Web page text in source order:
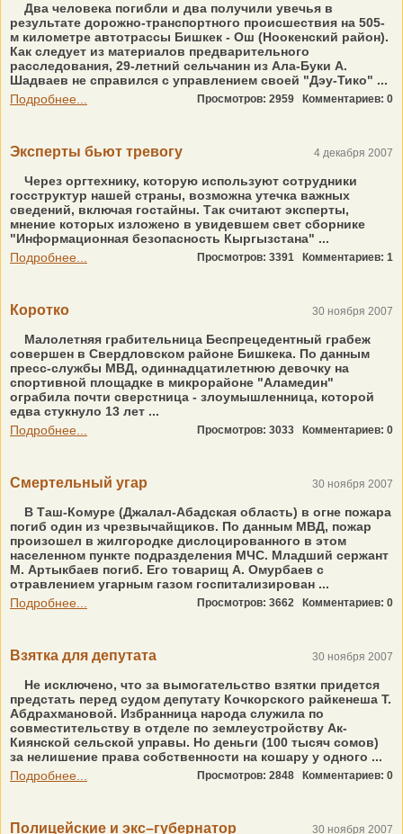
Два человека погибли и два получили увечья в
результате дорожно-транспортного происшествия на 505-
м километре автотрассы Бишкек - Ош (Ноокенский район).
Как следует из материалов предварительного
расследования, 29-летний сельчанин из Ала-Буки А.
Шадваев не справился с управлением своей "Дэу-Тико" ...
Подробнее...
Просмотров: 2959 Комментариев: 0
Эксперты бьют тревогу 4 декабря 2007
Через оргтехнику, которую используют сотрудники
госструктур нашей страны, возможна утечка важных
сведений, включая гостайны. Так считают эксперты,
мнение которых изложено в увидевшем свет сборнике
"Информационная безопасность Кыргызстана" ...
Подробнее...
Просмотров: 3391 Комментариев: 1
Коротко 30 ноября 2007
Малолетняя грабительница Беспрецедентный грабеж
совершен в Свердловском районе Бишкека. По данным
пресс-службы МВД, одиннадцатилетнюю девочку на
спортивной площадке в микрорайоне "Аламедин"
ограбила почти сверстница - злоумышленница, которой
едва стукнуло 13 лет ...
Подробнее...
Просмотров: 3033 Комментариев: 0
Смертельный угар 30 ноября 2007
В Таш-Комуре (Джалал-Абадская область) в огне пожара
погиб один из чрезвычайщиков. По данным МВД, пожар
произошел в жилгородке дислоцированного в этом
населенном пункте подразделения МЧС. Младший сержант
М. Артыкбаев погиб. Его товарищ А. Омурбаев с
отравлением угарным газом госпитализирован ...
Подробнее...
Просмотров: 3662 Комментариев: 0
Взятка для депутата 30 ноября 2007
Не исключено, что за вымогательство взятки придется
предстать перед судом депутату Кочкорского райкенеша Т.
Абдрахмановой. Избранница народа служила по
совместительству в отделе по землеустройству Ак-
Киянской сельской управы. Но деньги (100 тысяч сомов)
за нелишение права собственности на кошару у одного ...
Подробнее...
Просмотров: 2848 Комментариев: 0
Полицейские и экс–губернатор 30 ноября 2007